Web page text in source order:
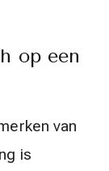
op een
van
is